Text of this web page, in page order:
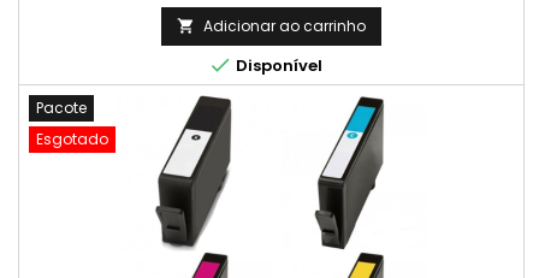
 Adicionar ao carrinho
 Disponível
Pacote
Esgotado